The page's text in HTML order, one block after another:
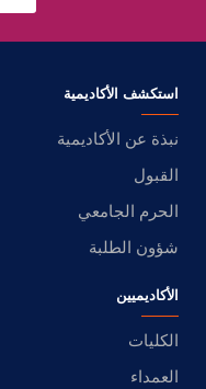
استكشف الأكاديمية
نبذة عن الأكاديمية
القبول
الحرم الجامعي
شؤون الطلبة
الأكاديميين
الكليات
العمداء